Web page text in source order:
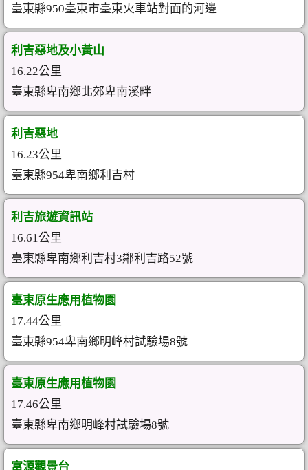
臺東縣950臺東市臺東火車站對面的河邊
利吉惡地及小黃山
16.22公里
臺東縣卑南鄉北郊卑南溪畔
利吉惡地
16.23公里
臺東縣954卑南鄉利吉村
利吉旅遊資訊站
16.61公里
臺東縣卑南鄉利吉村3鄰利吉路52號
臺東原生應用植物園
17.44公里
臺東縣954卑南鄉明峰村試驗場8號
臺東原生應用植物園
17.46公里
臺東縣卑南鄉明峰村試驗場8號
富源觀景台